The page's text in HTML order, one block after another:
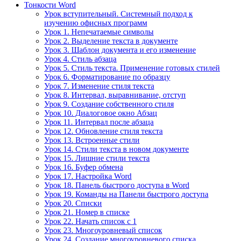
Тонкости Word
Урок вступительный. Системный подход к
изучению офисных программ
Урок 1. Непечатаемые символы
Урок 2. Выделение текста в документе
Урок 3. Шаблон документа и его изменение
Урок 4. Стиль абзаца
Урок 5. Стиль текста. Применение готовых стилей
Урок 6. Форматирование по образцу
Урок 7. Изменение стиля текста
Урок 8. Интервал, выравнивание, отступ
Урок 9. Создание собственного стиля
Урок 10. Диалоговое окно Абзац
Урок 11. Интервал после абзаца
Урок 12. Обновление стиля текста
Урок 13. Встроенные стили
Урок 14. Стили текста в новом документе
Урок 15. Лишние стили текста
Урок 16. Буфер обмена
Урок 17. Настройка Word
Урок 18. Панель быстрого доступа в Word
Урок 19. Команды на Панели быстрого доступа
Урок 20. Списки
Урок 21. Номер в списке
Урок 22. Начать список с 1
Урок 23. Многоуровневый список